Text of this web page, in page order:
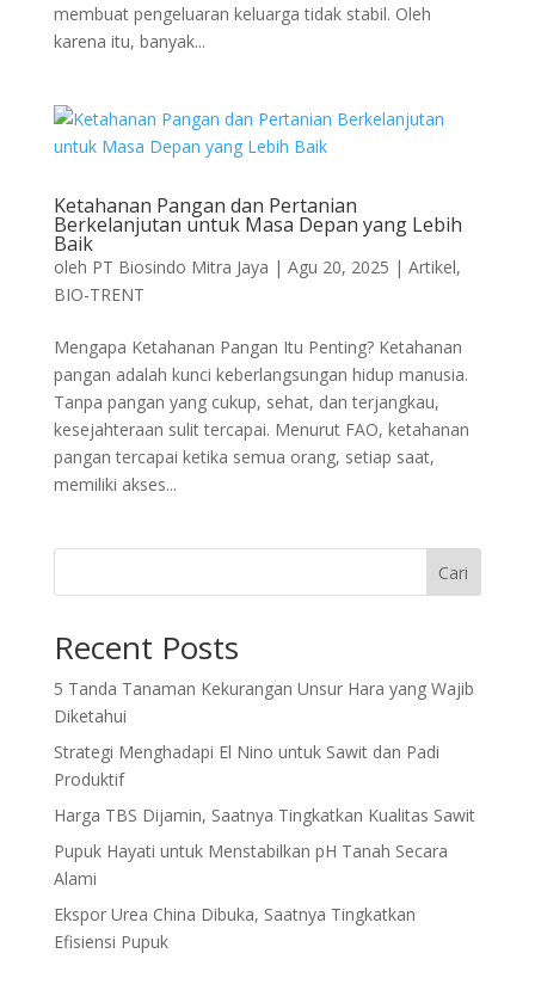
membuat pengeluaran keluarga tidak stabil. Oleh
karena itu, banyak...
Ketahanan Pangan dan Pertanian
Berkelanjutan untuk Masa Depan yang Lebih
Baik
oleh PT Biosindo Mitra Jaya | Agu 20, 2025 | Artikel,
BIO-TRENT
Mengapa Ketahanan Pangan Itu Penting? Ketahanan
pangan adalah kunci keberlangsungan hidup manusia.
Tanpa pangan yang cukup, sehat, dan terjangkau,
kesejahteraan sulit tercapai. Menurut FAO, ketahanan
pangan tercapai ketika semua orang, setiap saat,
memiliki akses...
Cari
Recent Posts
5 Tanda Tanaman Kekurangan Unsur Hara yang Wajib
Diketahui
Strategi Menghadapi El Nino untuk Sawit dan Padi
Produktif
Harga TBS Dijamin, Saatnya Tingkatkan Kualitas Sawit
Pupuk Hayati untuk Menstabilkan pH Tanah Secara
Alami
Ekspor Urea China Dibuka, Saatnya Tingkatkan
Efisiensi Pupuk